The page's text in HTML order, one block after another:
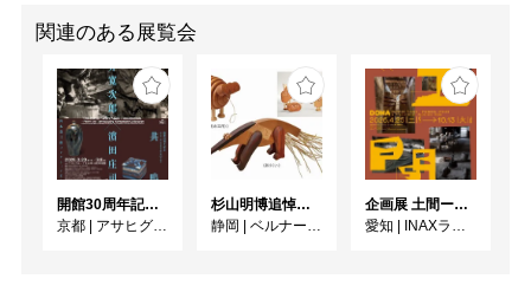
関連のある展覧会
開館30周年記念 山本爲三郎・河井寬次郎没後60年記念 「共鳴 河井寬次郎 × 濱田庄司 ー山本爲三郎コレクションより」
京都 | アサヒグループ大山崎山荘美術館
杉山明博追悼展 木とわたし―木工の妙技と美術教育
静岡 | ベルナール・ビュフェ美術館
企画展 土間ーつくって、つかって、再発見ー
愛知 | INAXライブミュージアム